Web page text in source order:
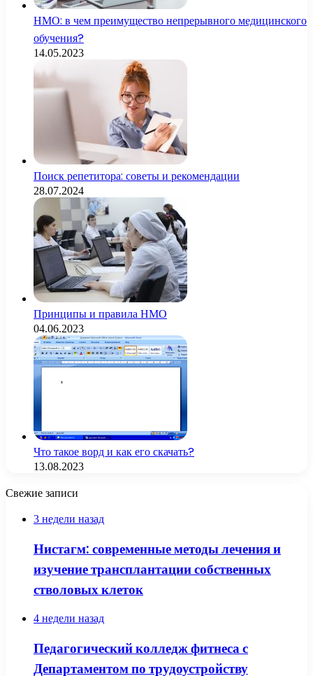
НМО: в чем преимущество непрерывного медицинского
обучения?
14.05.2023
Поиск репетитора: советы и рекомендации
28.07.2024
Принципы и правила НМО
04.06.2023
Что такое ворд и как его скачать?
13.08.2023
Свежие записи
3 недели назад
Нистагм: современные методы лечения и
изучение трансплантации собственных
стволовых клеток
4 недели назад
Педагогический колледж фитнеса с
Департаментом по трудоустройству